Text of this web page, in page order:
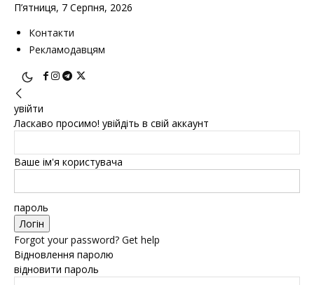
П’ятниця, 7 Серпня, 2026
Контакти
Рекламодавцям
увійти
Ласкаво просимо! увійдіть в свій аккаунт
Ваше ім'я користувача
пароль
Forgot your password? Get help
Відновлення паролю
відновити пароль